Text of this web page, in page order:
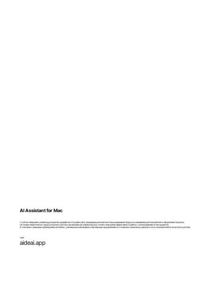
AI Assistant for Mac
С учётом поведения целевой аудитории был разработан UI дизайн сайта, формирующий понятное позиционирование продукта и направляющий пользователя к оформлению подписки.
На основе семантического ядра для рынка США был организован регулярный выпуск статей о повышении эффективности работы с использованием AI инструментов.
В сочетании с внешними публикациями на Medium, рекламными кампаниями и партнёрским продвижением это позволило значительно увеличить поток пользователей AI ассистента для Mac.
Сайт
aideai.app